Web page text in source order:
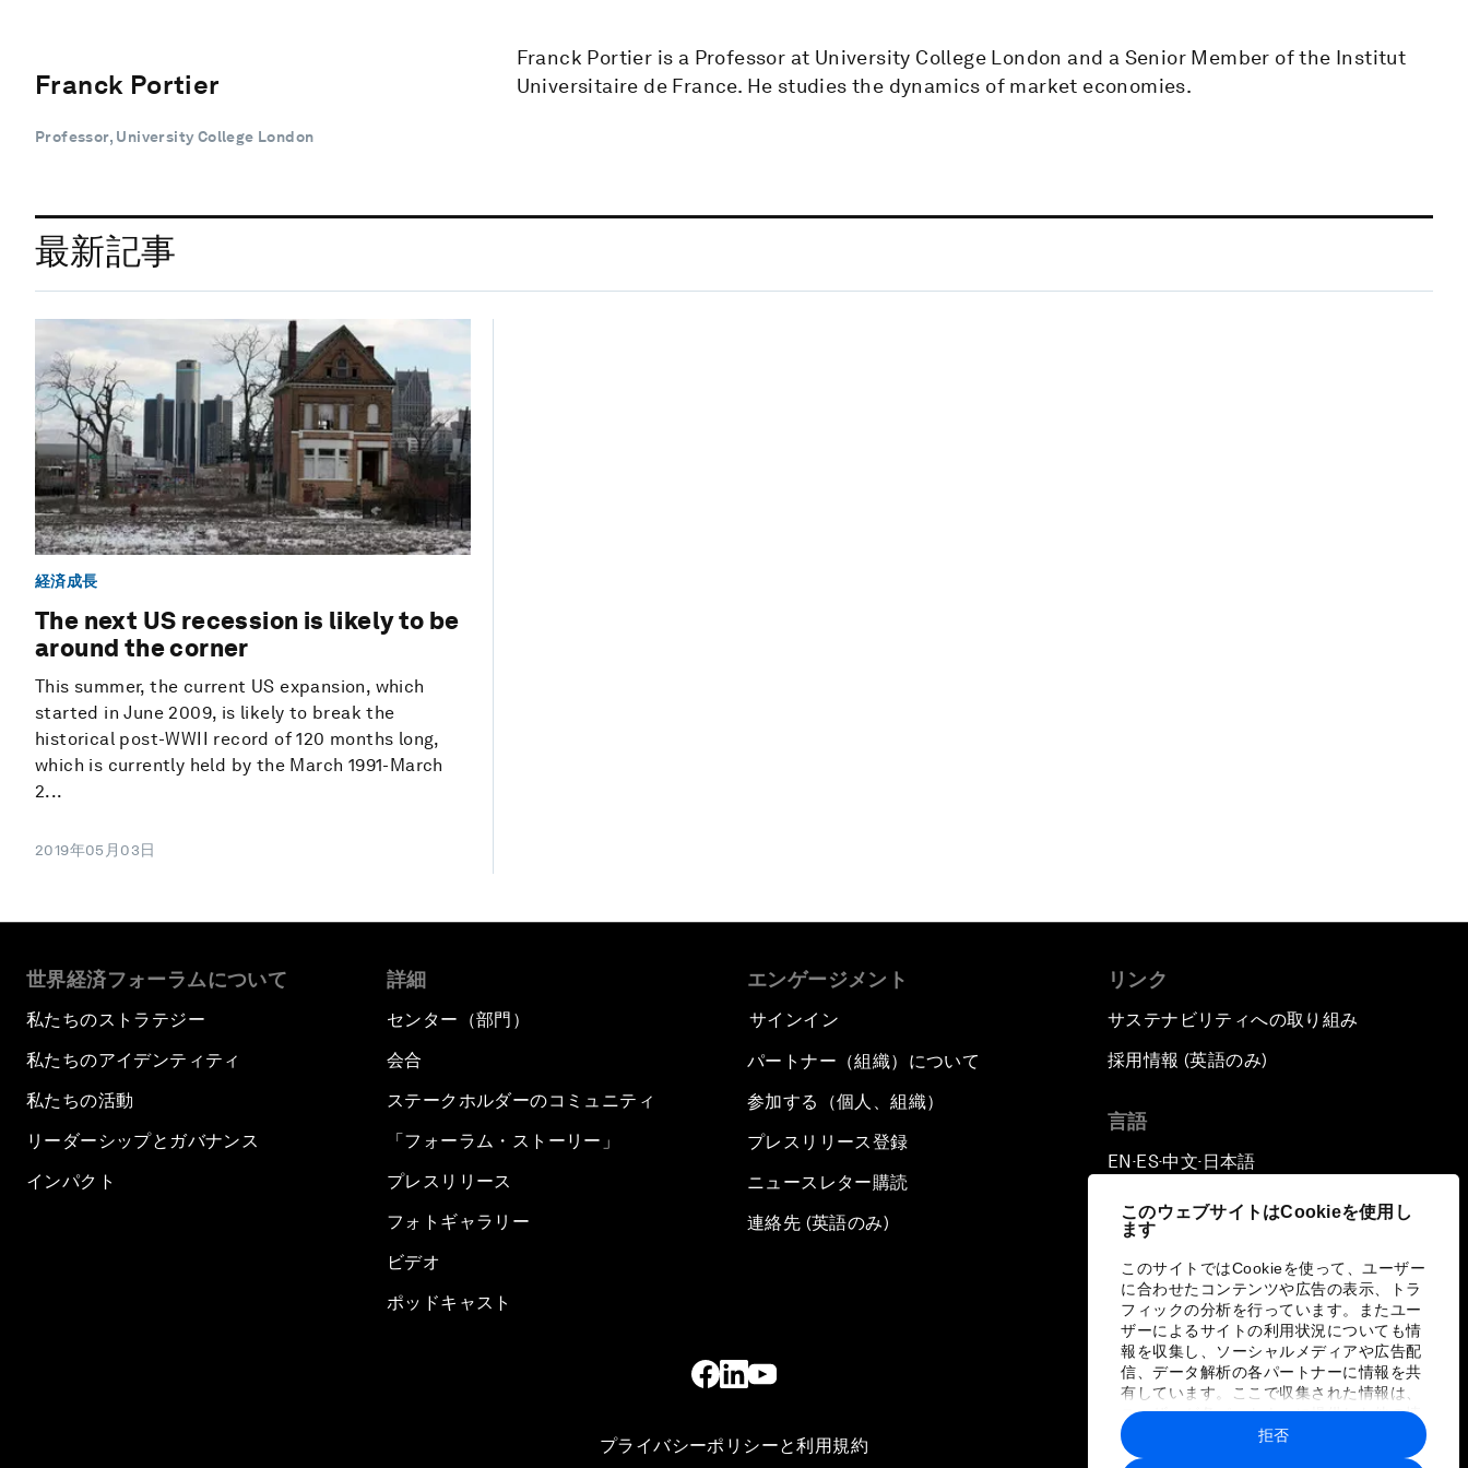
このウェブサイトはCookieを使用し
ます
このサイトではCookieを使って、ユーザー
に合わせたコンテンツや広告の表示、トラ
フィックの分析を行っています。またユー
ザーによるサイトの利用状況についても情
報を収集し、ソーシャルメディアや広告配
信、データ解析の各パートナーに情報を共
有しています。ここで収集された情報は、
ユーザーが各パートナーに提供した他の情
報や各パートナーのサービスを使用した際
に収集された情報と組み合わされ、各パー
拒否
Franck Portier
Professor, University College London
Franck Portier is a Professor at University College London and a Senior Member of the Institut
Universitaire de France. He studies the dynamics of market economies.
最新記事
経済成長
The next US recession is likely to be
around the corner
This summer, the current US expansion, which
started in June 2009, is likely to break the
historical post-WWII record of 120 months long,
which is currently held by the March 1991-March
2...
2019年05月03日
世界経済フォーラムについて
私たちのストラテジー
私たちのアイデンティティ
私たちの活動
リーダーシップとガバナンス
インパクト
詳細
センター（部門）
会合
ステークホルダーのコミュニティ
「フォーラム・ストーリー」
プレスリリース
フォトギャラリー
ビデオ
ポッドキャスト
エンゲージメント
サインイン
パートナー（組織）について
参加する（個人、組織）
プレスリリース登録
ニュースレター購読
連絡先 (英語のみ)
リンク
サステナビリティへの取り組み
採用情報 (英語のみ)
言語
EN ▪ ES▪中文▪ 日本語
プライバシーポリシーと利用規約